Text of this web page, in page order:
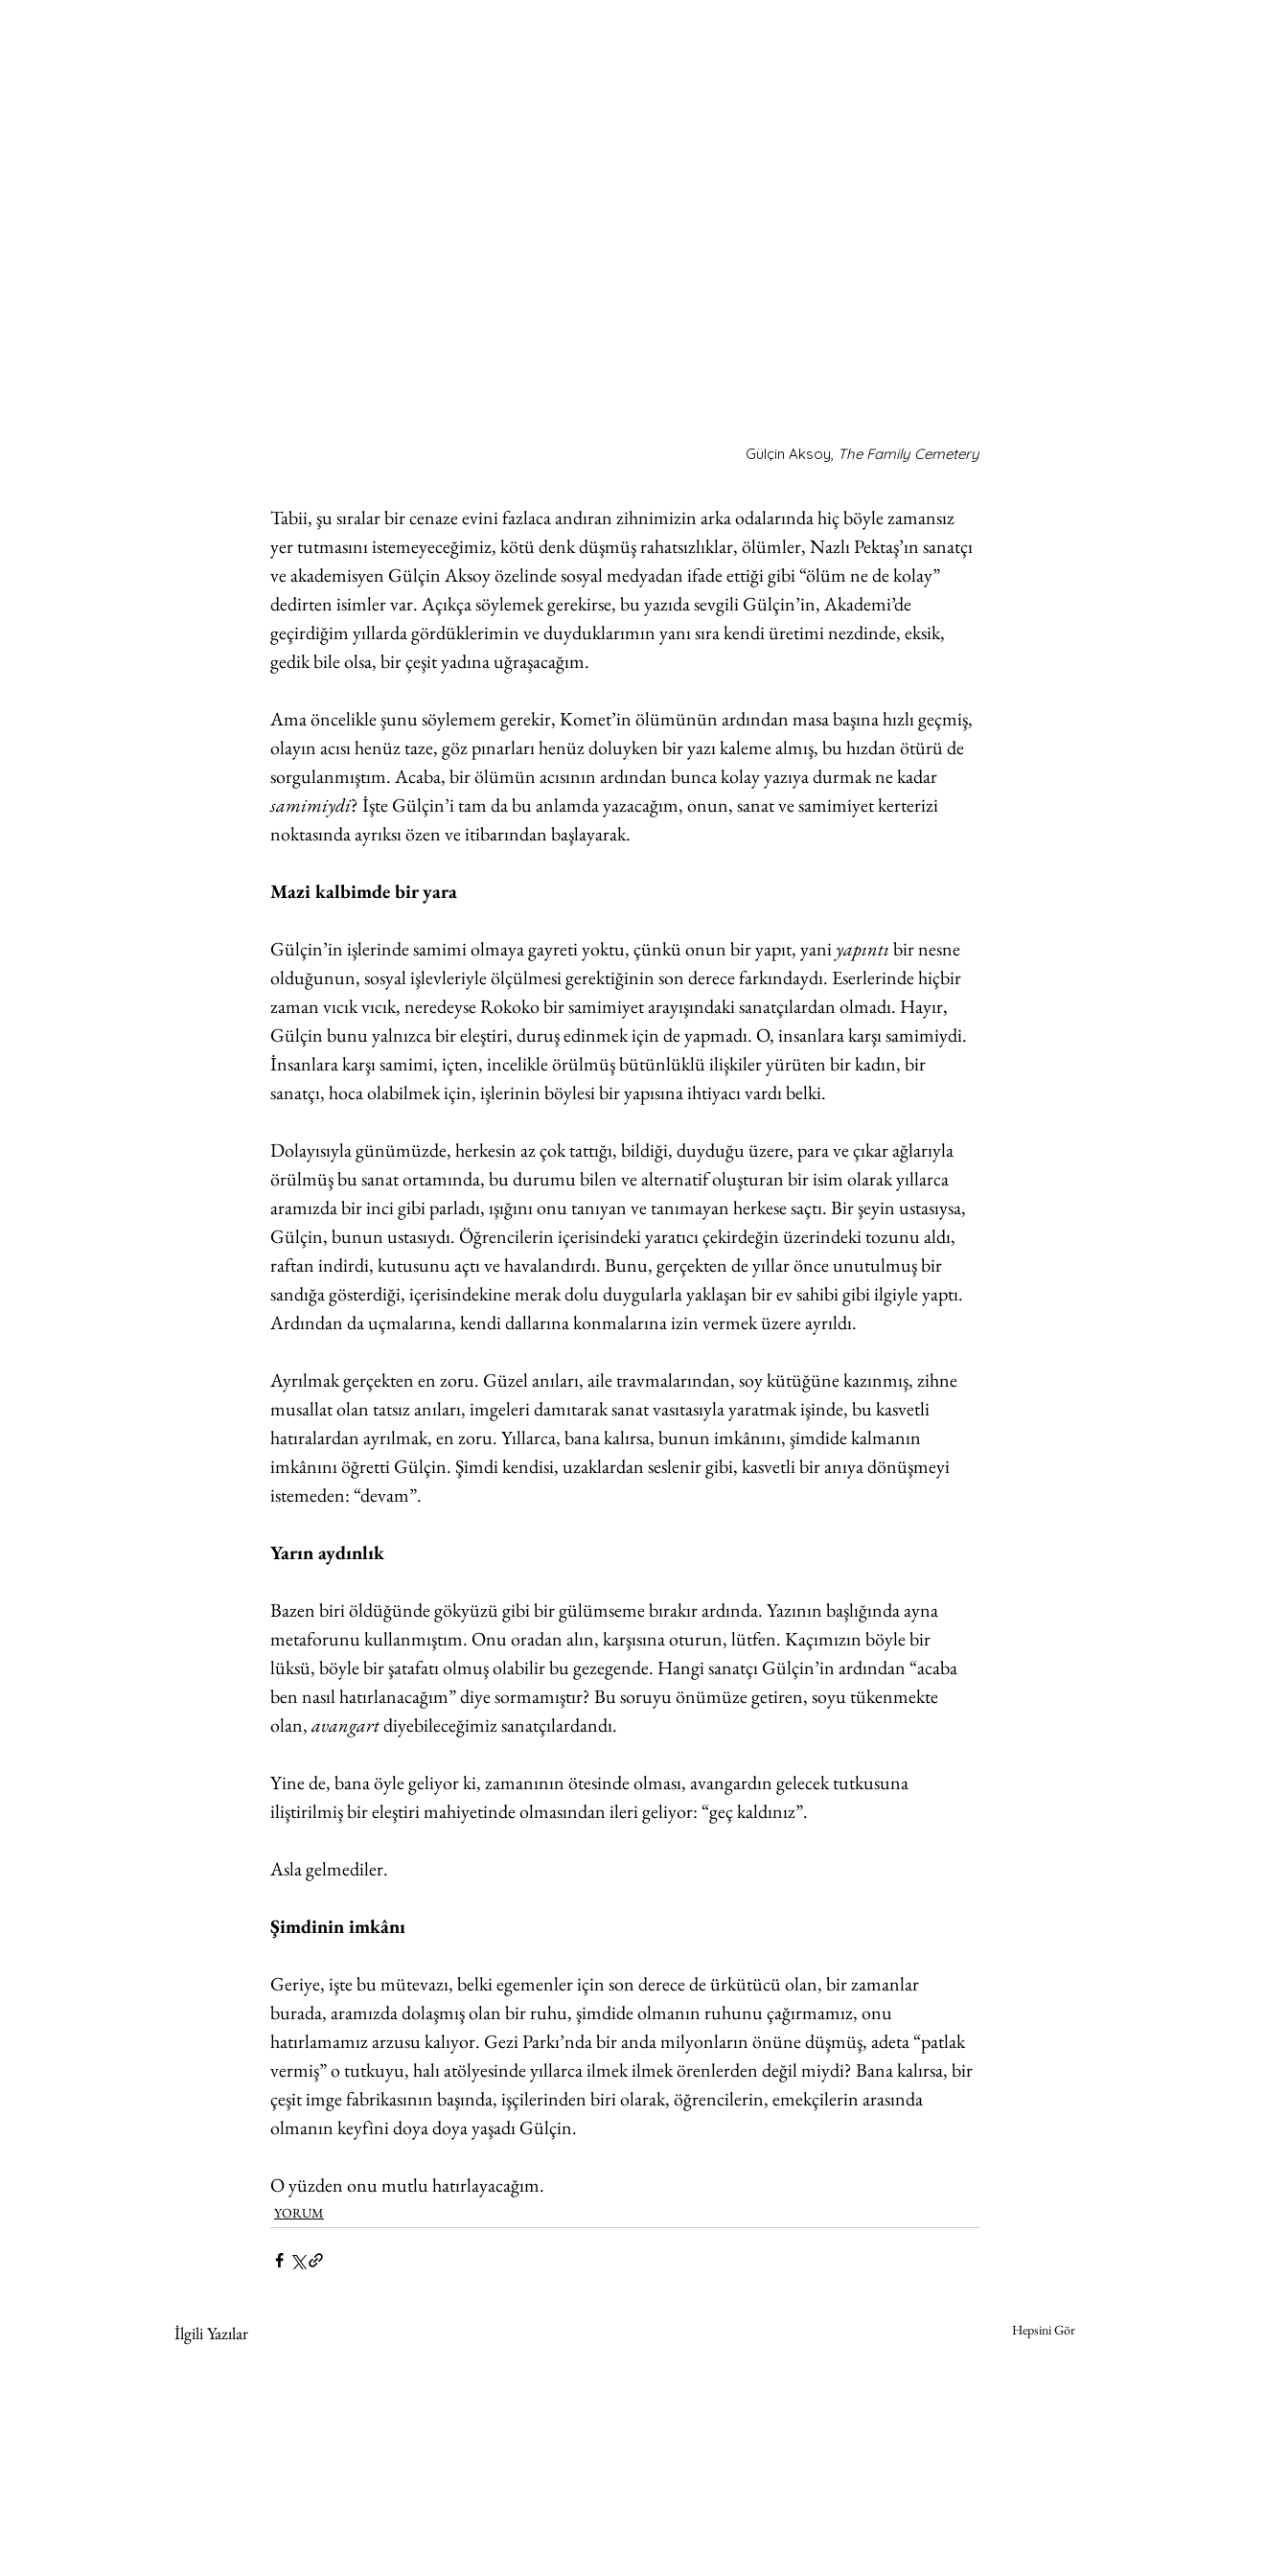
Gülçin Aksoy, The Family Cemetery
Tabii, şu sıralar bir cenaze evini fazlaca andıran zihnimizin arka odalarında hiç böyle zamansız
yer tutmasını istemeyeceğimiz, kötü denk düşmüş rahatsızlıklar, ölümler, Nazlı Pektaş’ın sanatçı
ve akademisyen Gülçin Aksoy özelinde sosyal medyadan ifade ettiği gibi “ölüm ne de kolay”
dedirten isimler var. Açıkça söylemek gerekirse, bu yazıda sevgili Gülçin’in, Akademi’de
geçirdiğim yıllarda gördüklerimin ve duyduklarımın yanı sıra kendi üretimi nezdinde, eksik,
gedik bile olsa, bir çeşit yadına uğraşacağım.
Ama öncelikle şunu söylemem gerekir, Komet’in ölümünün ardından masa başına hızlı geçmiş,
olayın acısı henüz taze, göz pınarları henüz doluyken bir yazı kaleme almış, bu hızdan ötürü de
sorgulanmıştım. Acaba, bir ölümün acısının ardından bunca kolay yazıya durmak ne kadar
samimiydi? İşte Gülçin’i tam da bu anlamda yazacağım, onun, sanat ve samimiyet kerterizi
noktasında ayrıksı özen ve itibarından başlayarak.
Mazi kalbimde bir yara
Gülçin’in işlerinde samimi olmaya gayreti yoktu, çünkü onun bir yapıt, yani yapıntı bir nesne
olduğunun, sosyal işlevleriyle ölçülmesi gerektiğinin son derece farkındaydı. Eserlerinde hiçbir
zaman vıcık vıcık, neredeyse Rokoko bir samimiyet arayışındaki sanatçılardan olmadı. Hayır,
Gülçin bunu yalnızca bir eleştiri, duruş edinmek için de yapmadı. O, insanlara karşı samimiydi.
İnsanlara karşı samimi, içten, incelikle örülmüş bütünlüklü ilişkiler yürüten bir kadın, bir
sanatçı, hoca olabilmek için, işlerinin böylesi bir yapısına ihtiyacı vardı belki.
Dolayısıyla günümüzde, herkesin az çok tattığı, bildiği, duyduğu üzere, para ve çıkar ağlarıyla
örülmüş bu sanat ortamında, bu durumu bilen ve alternatif oluşturan bir isim olarak yıllarca
aramızda bir inci gibi parladı, ışığını onu tanıyan ve tanımayan herkese saçtı. Bir şeyin ustasıysa,
Gülçin, bunun ustasıydı. Öğrencilerin içerisindeki yaratıcı çekirdeğin üzerindeki tozunu aldı,
raftan indirdi, kutusunu açtı ve havalandırdı. Bunu, gerçekten de yıllar önce unutulmuş bir
sandığa gösterdiği, içerisindekine merak dolu duygularla yaklaşan bir ev sahibi gibi ilgiyle yaptı.
Ardından da uçmalarına, kendi dallarına konmalarına izin vermek üzere ayrıldı.
Ayrılmak gerçekten en zoru. Güzel anıları, aile travmalarından, soy kütüğüne kazınmış, zihne
musallat olan tatsız anıları, imgeleri damıtarak sanat vasıtasıyla yaratmak işinde, bu kasvetli
hatıralardan ayrılmak, en zoru. Yıllarca, bana kalırsa, bunun imkânını, şimdide kalmanın
imkânını öğretti Gülçin. Şimdi kendisi, uzaklardan seslenir gibi, kasvetli bir anıya dönüşmeyi
istemeden: “devam”.
Yarın aydınlık
Bazen biri öldüğünde gökyüzü gibi bir gülümseme bırakır ardında. Yazının başlığında ayna
metaforunu kullanmıştım. Onu oradan alın, karşısına oturun, lütfen. Kaçımızın böyle bir
lüksü, böyle bir şatafatı olmuş olabilir bu gezegende. Hangi sanatçı Gülçin’in ardından “acaba
ben nasıl hatırlanacağım” diye sormamıştır? Bu soruyu önümüze getiren, soyu tükenmekte
olan, avangart diyebileceğimiz sanatçılardandı.
Yine de, bana öyle geliyor ki, zamanının ötesinde olması, avangardın gelecek tutkusuna
iliştirilmiş bir eleştiri mahiyetinde olmasından ileri geliyor: “geç kaldınız”.
Asla gelmediler.
Şimdinin imkânı
Geriye, işte bu mütevazı, belki egemenler için son derece de ürkütücü olan, bir zamanlar
burada, aramızda dolaşmış olan bir ruhu, şimdide olmanın ruhunu çağırmamız, onu
hatırlamamız arzusu kalıyor. Gezi Parkı’nda bir anda milyonların önüne düşmüş, adeta “patlak
vermiş” o tutkuyu, halı atölyesinde yıllarca ilmek ilmek örenlerden değil miydi? Bana kalırsa, bir
çeşit imge fabrikasının başında, işçilerinden biri olarak, öğrencilerin, emekçilerin arasında
olmanın keyfini doya doya yaşadı Gülçin.
O yüzden onu mutlu hatırlayacağım.
YORUM
İlgili Yazılar Hepsini Gör